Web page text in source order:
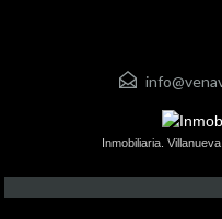
Inmobiliaria.